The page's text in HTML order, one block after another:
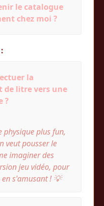
le catalogue
chez moi ?
la
de litre vers une
?
physique plus fun,
veut pousser le
imaginer des
jeu vidéo, pour
s'amusant ! 💡